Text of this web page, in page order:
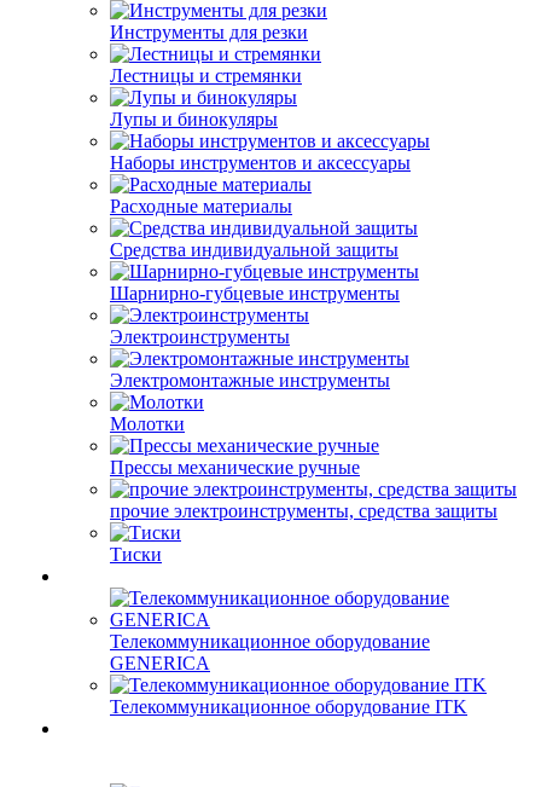
Инструменты для резки
Лестницы и стремянки
Лупы и бинокуляры
Наборы инструментов и аксессуары
Расходные материалы
Средства индивидуальной защиты
Шарнирно-губцевые инструменты
Электроинструменты
Электромонтажные инструменты
Молотки
Прессы механические ручные
прочие электроинструменты, средства защиты
Тиски
Телекоммуникационное оборудование
GENERICA
Телекоммуникационное оборудование ITK